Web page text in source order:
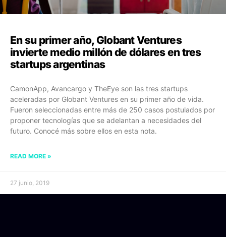
En su primer año, Globant Ventures
invierte medio millón de dólares en tres
startups argentinas
CamonApp, Avancargo y TheEye son las tres startups
aceleradas por Globant Ventures en su primer año de vida.
Fueron seleccionadas entre más de 250 casos postulados por
proponer tecnologías que se adelantan a necesidades del
futuro. Conocé más sobre ellos en esta nota.
READ MORE »
27 junio, 2019